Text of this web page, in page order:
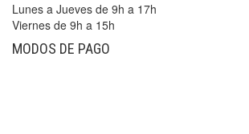
Lunes a Jueves de 9h a 17h
Viernes de 9h a 15h
MODOS DE PAGO